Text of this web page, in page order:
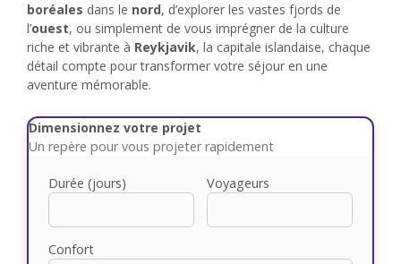
boréales dans le nord, d’explorer les vastes fjords de
l’ouest, ou simplement de vous imprégner de la culture
riche et vibrante à Reykjavik, la capitale islandaise, chaque
détail compte pour transformer votre séjour en une
aventure mémorable.
Dimensionnez votre projet
Un repère pour vous projeter rapidement
Durée (jours) Voyageurs
Confort